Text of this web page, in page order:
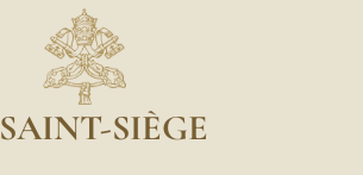
SAINT-SIÈGE